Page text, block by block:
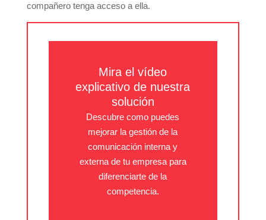
compañero tenga acceso a ella.
Mira el vídeo
explicativo de nuestra
solución
Descubre como puedes
mejorar la gestión de la
comunicación interna y
externa de tu empresa para
diferenciarte de la
competencia.